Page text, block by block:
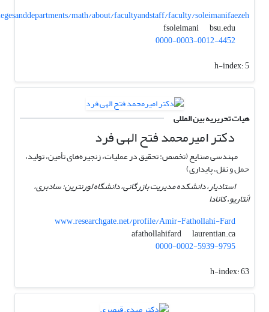
math/about/facultyandstaff/faculty/soleimanifaezeh
fsoleimani
bsu.edu
0000-0003-0012-4452
h-index:5
هیات تحریریه بین المللی
دکتر امیرمحمد فتح الهی فرد
مهندسی صنایع (تخصص: تحقیق در عملیات، زنجیره‌های تأمین، تولید،
حمل و نقل، پایداری)
استادیار، دانشکده مدیریت بازرگانی، دانشگاه لورنترین: سادبری،
اًنتاریو، کانادا
www.researchgate.net/profile/Amir-Fathollahi-Fard
afathollahifard
laurentian.ca
0000-0002-5939-9795
h-index:63